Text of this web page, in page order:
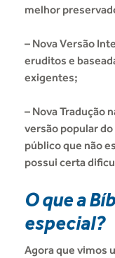
melhor
– Nova Versão
eruditos e
exigentes;
– Nova Tradução
versão popular
público que não
possui certa
O que a
especial?
Agora que vimos